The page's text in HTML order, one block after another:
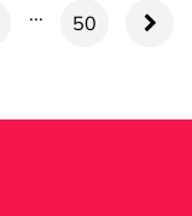
... 50